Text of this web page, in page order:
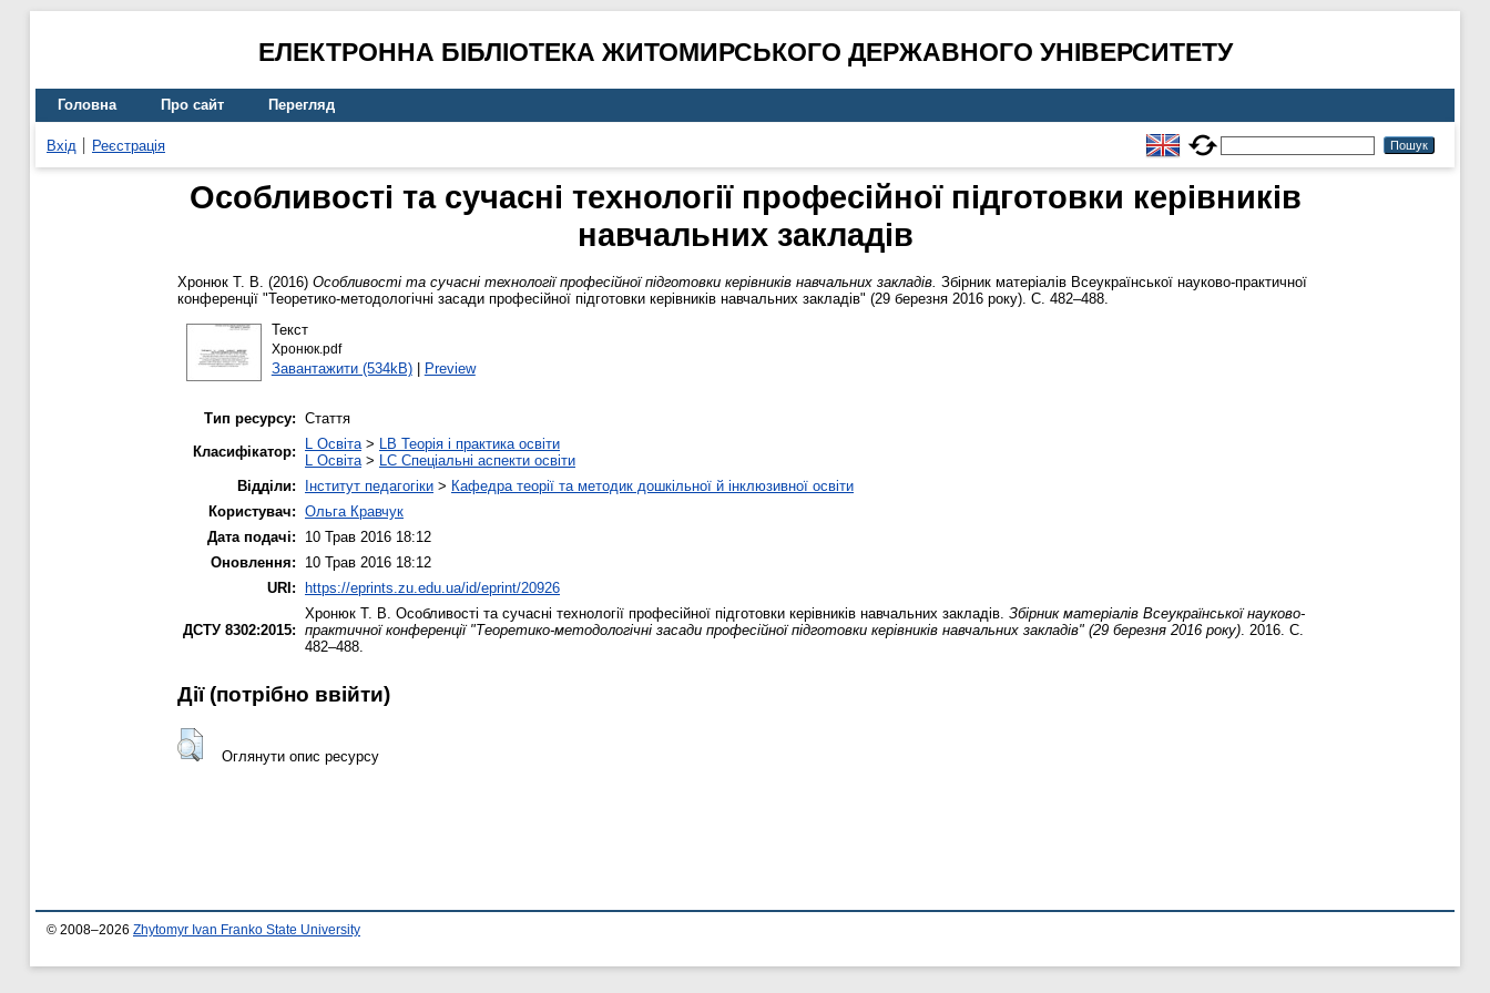
ЕЛЕКТРОННА БІБЛІОТЕКА ЖИТОМИРСЬКОГО ДЕРЖАВНОГО УНІВЕРСИТЕТУ
Головна Про сайт Перегляд
Вхід Реєстрація
Особливості та сучасні технології професійної підготовки керівників
навчальних закладів
Хронюк Т. В. (2016) Особливості та сучасні технології професійної підготовки керівників навчальних закладів. Збірник матеріалів Всеукраїнської науково-практичної
конференції "Теоретико-методологічні засади професійної підготовки керівників навчальних закладів" (29 березня 2016 року). С. 482–488.
Текст
Хронюк.pdf
Завантажити (534kB)| Preview
Тип ресурсу: Стаття
Класифікатор:
L Освіта> LB Теорія і практика освіти
L Освіта> LC Спеціальні аспекти освіти
Відділи:
Інститут педагогіки > Кафедра теорії та методик дошкільної й інклюзивної освіти
Користувач: Ольга Кравчук
Дата подачі:
10 Трав 2016 18:12
Оновлення:
10 Трав 2016 18:12
URI:
https://eprints.zu.edu.ua/id/eprint/20926
ДСТУ 8302:2015:
Хронюк Т. В. Особливості та сучасні технології професійної підготовки керівників навчальних закладів. Збірник матеріалів Всеукраїнської науково-
практичної конференції "Теоретико-методологічні засади професійної підготовки керівників навчальних закладів" (29 березня 2016 року). 2016. С.
482–488.
Дії ​​(потрібно ввійти)
Оглянути опис ресурсу
© 2008–2026 Zhytomyr Ivan Franko State University